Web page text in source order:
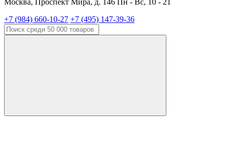
Москва, Проспект Мира, д. 146 Пн - Вс, 10 - 21
+7 (984) 660-10-27 +7 (495) 147-39-36